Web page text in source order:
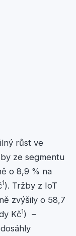
růst ve
ze segmentu
o 8,9 % na
1). Tržby z IoT
zvýšily o 58,7
Kč1) –